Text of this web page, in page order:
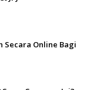
Secara Online Bagi